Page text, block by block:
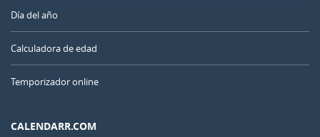
Día del año
Calculadora de edad
Temporizador online
CALENDARR.COM